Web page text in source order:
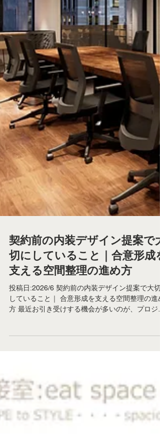
契約前の内装デザイン提案で大
切にしていること｜合意形成を
投稿日:2026/6 契約前の内装デザイン提案で大切
本設計」のフェーズでのSpecial Design Support
す。 契約前のデザイン提案とは、内装設計やリ
ベーションプロジェクトにおいて、設計契約前の
段階でコンセプト整理や空間の方向性を検討する
プロセスです。 ASDOでは、ヒアリング・事例・